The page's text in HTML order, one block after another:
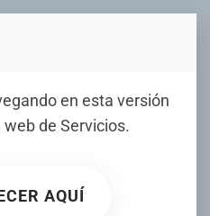
Medios
en esta versión
de Servicios.
AQUÍ
de México